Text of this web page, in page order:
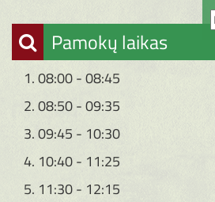
Pamokų laikas
1. 08:00 - 08:45
2. 08:50 - 09:35
3. 09:45 - 10:30
4. 10:40 - 11:25
5. 11:30 - 12:15